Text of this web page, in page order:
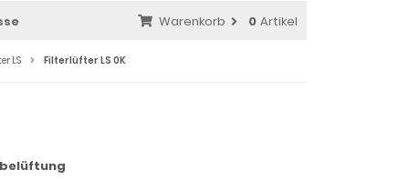
Warenkorb 0 Artikel
LS Filterlüfter LS 0K